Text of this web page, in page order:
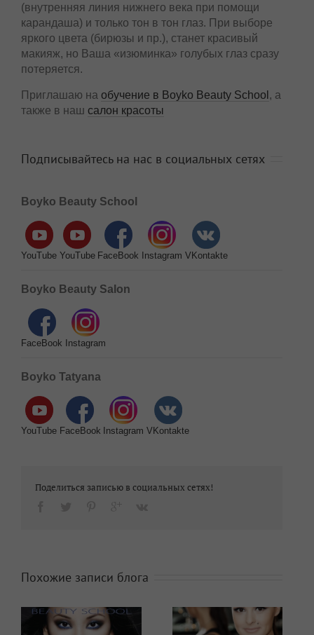
(внутренняя линия нижнего века при помощи
карандаша) и только тон в тон глаз. При выборе
яркого цвета (бирюзы и пр.), станет красивый
макияж, но Ваша «изюминка» голубых глаз сразу
потеряется.
Приглашаю на обучение в Boyko Beauty School , а
также в наш салон красоты
Подписывайтесь на нас в социальных сетях
Boyko Beauty School
YouTube YouTube FaceBook Instagram VKontakte
Boyko Beauty Salon
FaceBook Instagram
Boyko Tatyana
YouTube FaceBook Instagram VKontakte
Поделиться записью в социальных сетях!
Похожие записи блога